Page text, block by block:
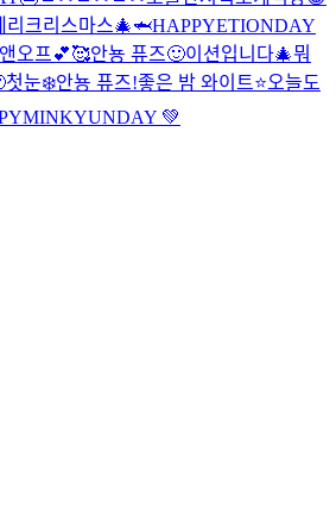
리크리스마스🎄🦈HAPPYETIONDAY
오프💕🥰안뇽 퓨즈🙂이션입니다🎄뭐
첫눈❄️안뇽 퓨즈!좋은 밤 와이트⭐️오늘도
💚